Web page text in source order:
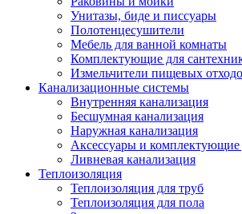
Унитазы, биде и писсуары
Полотенцесушители
Мебель для ванной комнаты
Комплектующие для
Измельчители пищевых
Канализационные системы
Внутренняя канализация
Бесшумная канализация
Наружная канализация
Аксессуары и комплектующие
Ливневая канализация
Теплоизоляция
Теплоизоляция для труб
Теплоизоляция для пола